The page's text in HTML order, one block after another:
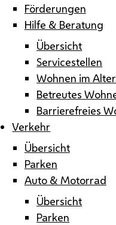
Förderungen
Hilfe & Beratung
Übersicht
Servicestellen
Wohnen im Alter
Betreutes
Barrierefreies
Verkehr
Übersicht
Parken
Auto & Motorrad
Übersicht
Parken